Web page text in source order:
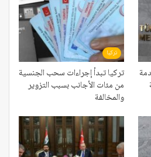
تركيا
تركيا تبدأ إجراءات سحب الجنسية
من مئات الأجانب بسبب التزوير
والمخالفة